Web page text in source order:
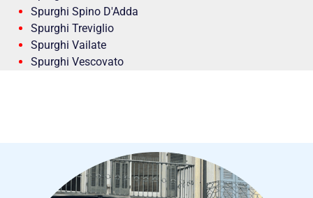
Spurghi Spino D'Adda
Spurghi Treviglio
Spurghi Vailate
Spurghi Vescovato